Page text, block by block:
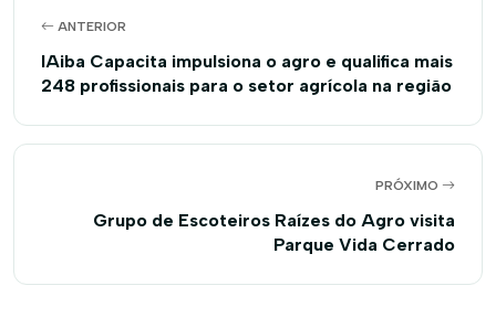
ANTERIOR
IAiba Capacita impulsiona o agro e qualifica mais
248 profissionais para o setor agrícola na região
PRÓXIMO
Grupo de Escoteiros Raízes do Agro visita
Parque Vida Cerrado